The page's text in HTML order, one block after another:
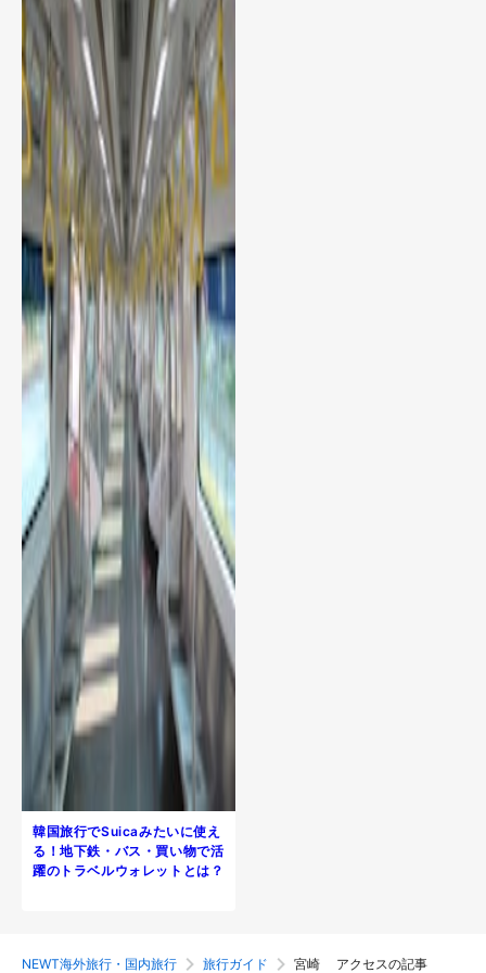
韓国旅行でSuicaみたいに使え
る！地下鉄・バス・買い物で活
躍のトラベルウォレットとは？
NEWT海外旅行・国内旅行 旅行ガイド 宮崎 アクセスの記事